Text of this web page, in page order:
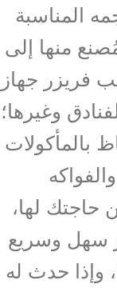
المناسبة
منها إلى
فريزر جهاز
وغيرها؛
بالمأكولات
حاجتك لها،
سهل وسريع
وإذا حدث له